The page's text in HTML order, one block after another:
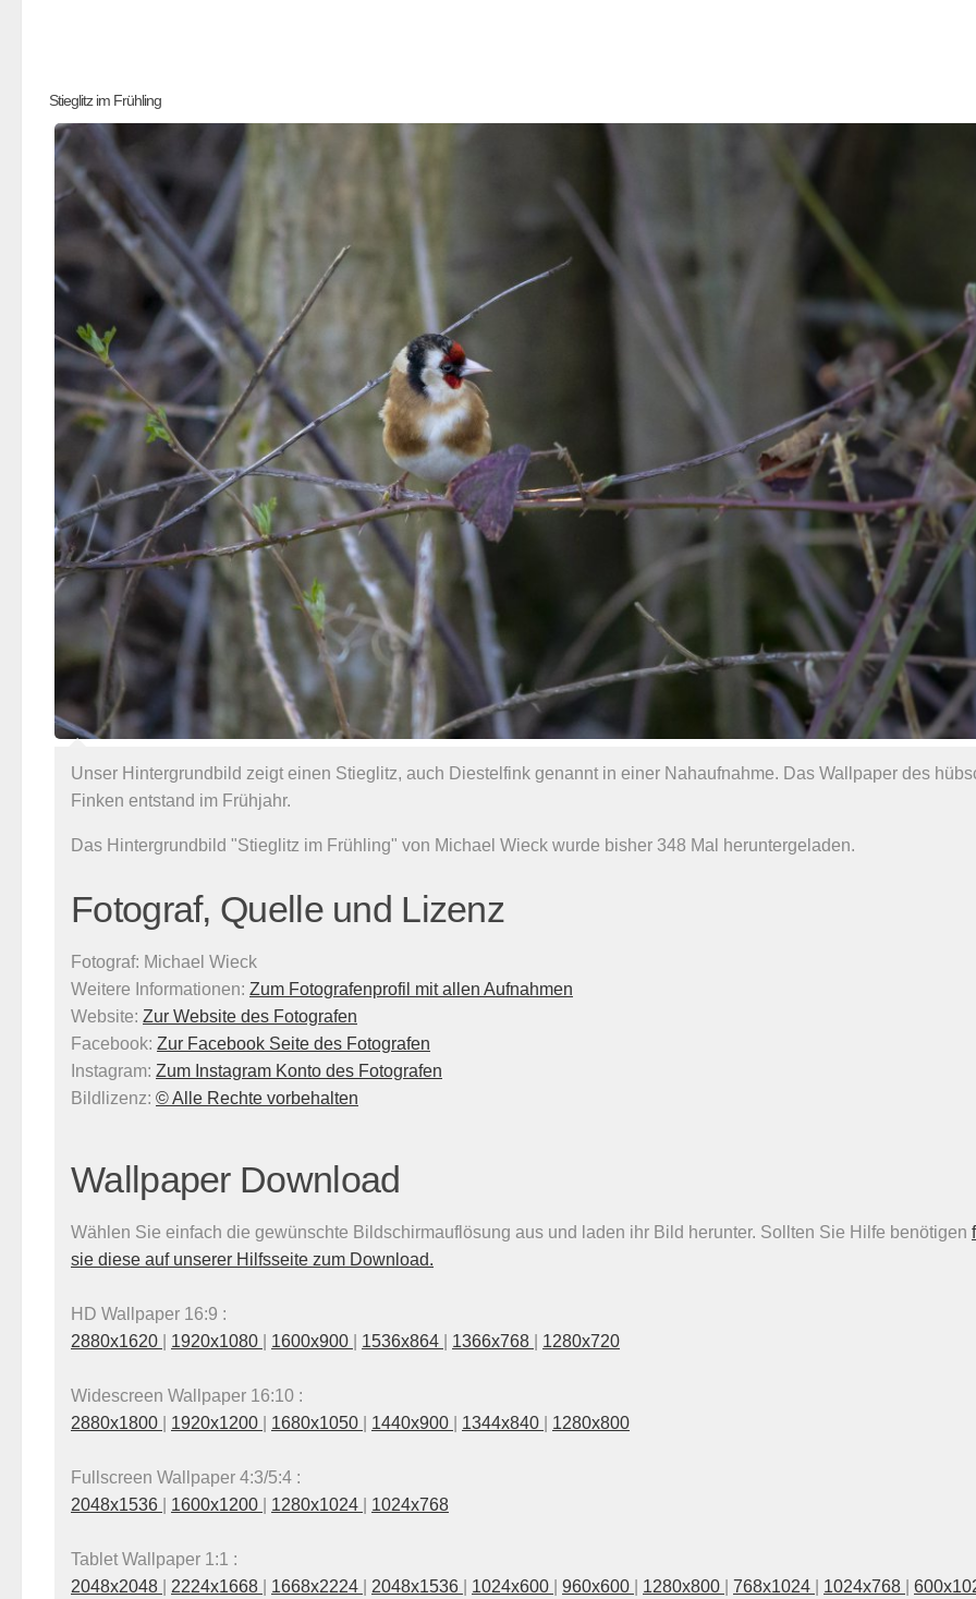
Stieglitz im Frühling
Unser Hintergrundbild zeigt einen Stieglitz, auch Diestelfink genannt in einer Nahaufnahme. Das Wallpaper des
Finken entstand im Frühjahr.
Das Hintergrundbild "Stieglitz im Frühling" von Michael Wieck wurde bisher 348 Mal heruntergeladen.
Fotograf, Quelle und Lizenz
Fotograf: Michael Wieck
Weitere Informationen: Zum Fotografenprofil mit allen Aufnahmen
Website: Zur Website des Fotografen
Facebook: Zur Facebook Seite des Fotografen
Instagram: Zum Instagram Konto des Fotografen
Bildlizenz: © Alle Rechte vorbehalten
Wallpaper Download
Wählen Sie einfach die gewünschte Bildschirmauflösung aus und laden ihr Bild herunter. Sollten Sie Hilfe benötigen
sie diese auf unserer Hilfsseite zum Download.
HD Wallpaper 16:9 :
2880x1620
1920x1080 1600x900 1536x864 1366x768 1280x720
Widescreen Wallpaper 16:10 :
2880x1800
1920x1200 1680x1050 1440x900 1344x840 1280x800
Fullscreen Wallpaper 4:3/5:4 :
2048x1536
1600x1200 1280x1024 1024x768
Tablet Wallpaper 1:1 :
2048x2048
2224x1668 1668x2224 2048x1536 1024x600 960x600 1280x800 768x1024 1024x768